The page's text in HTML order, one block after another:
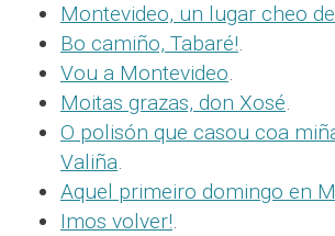
Montevideo, un lugar cheo
Bo camiño, Tabaré!.
Vou a Montevideo.
Moitas grazas, don Xosé.
O polisón que casou coa
Valiña.
Aquel primeiro domingo en
Imos volver!.